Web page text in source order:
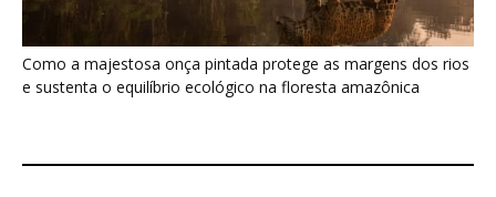
Peixe-boi-amazônico usa lábios preênseis
para arrancar plantas e troca dentes durante...
5 de agosto de 2026